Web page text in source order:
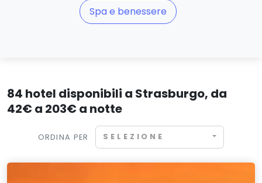
Spa e benessere
84 hotel disponibili a Strasburgo, da
42€ a 203€ a notte
ORDINA PER SELEZIONE